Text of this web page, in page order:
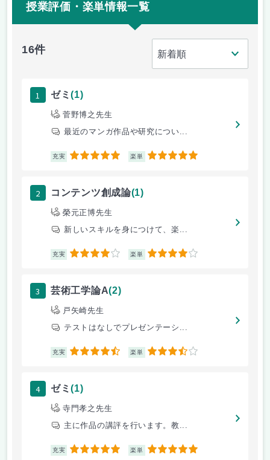
授業評価・楽単情報一覧
16件
1 ゼミ(1)
菅野博之先生
最近のマンガ作品や研究につい...
充実 5 楽単 5
2 コンテンツ創成論(1)
榮元正博先生
新しいスキルを身につけて、楽...
充実 4 楽単 4
3 芸術工学論A(2)
戸矢崎先生
テストはなしでプレゼンテーシ...
充実 4.5 楽単 3.5
4 ゼミ(1)
寺門孝之先生
主に作品の講評を行います。教...
充実 5 楽単 5